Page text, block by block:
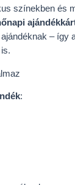
színekben és
– így
: